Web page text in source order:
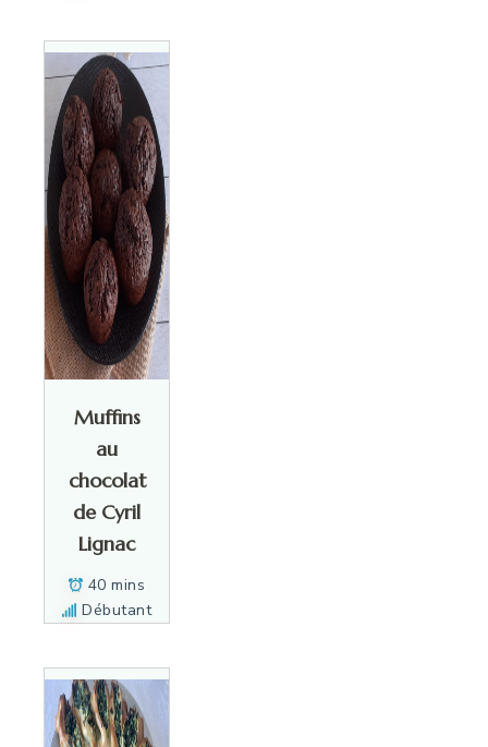
Muffins
au
chocolat
de Cyril
Lignac
40 mins
Débutant